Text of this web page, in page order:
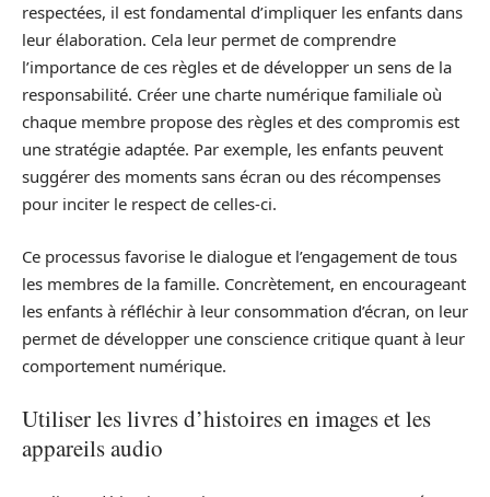
respectées, il est fondamental d’impliquer les enfants dans
leur élaboration. Cela leur permet de comprendre
l’importance de ces règles et de développer un sens de la
responsabilité. Créer une charte numérique familiale où
chaque membre propose des règles et des compromis est
une stratégie adaptée. Par exemple, les enfants peuvent
suggérer des moments sans écran ou des récompenses
pour inciter le respect de celles-ci.
Ce processus favorise le dialogue et l’engagement de tous
les membres de la famille. Concrètement, en encourageant
les enfants à réfléchir à leur consommation d’écran, on leur
permet de développer une conscience critique quant à leur
comportement numérique.
Utiliser les livres d’histoires en images et les
appareils audio